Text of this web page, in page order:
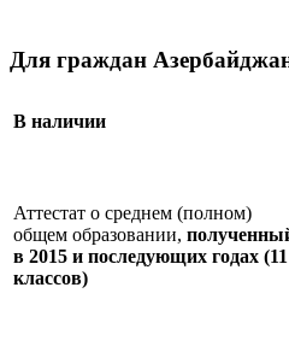
Для граждан
В наличии
Аттестат о среднем (полном)
общем образовании,
в 2015 и последующих годах (11
классов)